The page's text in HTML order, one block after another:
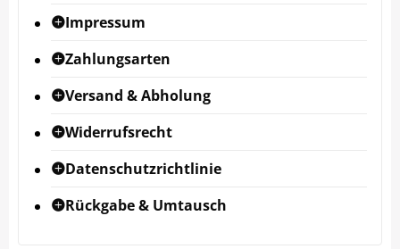
Impressum
Zahlungsarten
Versand & Abholung
Widerrufsrecht
Datenschutzrichtlinie
Rückgabe & Umtausch